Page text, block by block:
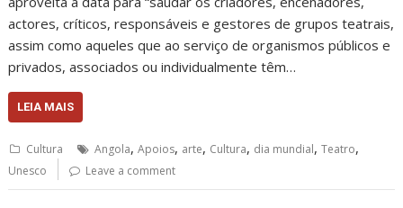
actores, críticos, responsáveis e gestores de grupos teatrais,
assim como aqueles que ao serviço de organismos públicos e
privados, associados ou individualmente têm…
LEIA MAIS
Cultura Angola,Apoios, arte, Cultura, dia mundial,Teatro,
Unesco Leave a comment